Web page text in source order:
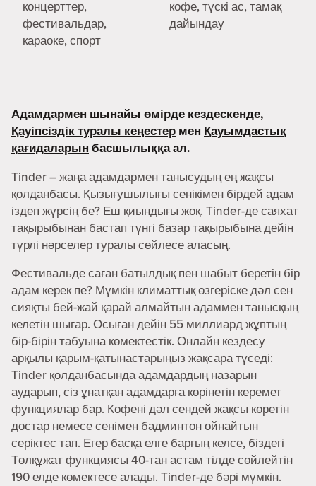
концерттер,
фестивальдар,
караоке, спорт
кофе, түскі ас, тамақ
дайындау
Адамдармен шынайы өмірде кездескенде,
Қауіпсіздік туралы кеңестер мен Қауымдастық
қағидаларын басшылыққа ал.
Tinder – жаңа адамдармен танысудың ең жақсы
қолданбасы. Қызығушылығы сенікімен бірдей адам
іздеп жүрсің бе? Еш қиындығы жоқ. Tinder-де саяхат
тақырыбынан бастап түнгі базар тақырыбына дейін
түрлі нәрселер туралы сөйлесе аласың.
Фестивальде саған батылдық пен шабыт беретін бір
адам керек пе? Мүмкін климаттық өзгеріске дәл сен
сияқты бей-жай қарай алмайтын адаммен танысқың
келетін шығар. Осыған дейін 55 миллиард жұптың
бір-бірін табуына көмектестік. Онлайн кездесу
арқылы қарым-қатынастарыңыз жақсара түседі:
Tinder қолданбасында адамдардың назарын
аударып, сіз ұнатқан адамдарға көрінетін керемет
функциялар бар. Кофені дәл сендей жақсы көретін
достар немесе сенімен бадминтон ойнайтын
серіктес тап. Егер басқа елге барғың келсе, біздегі
Төлқұжат функциясы 40-тан астам тілде сөйлейтін
190 елде көмектесе алады. Tinder-де бәрі мүмкін.